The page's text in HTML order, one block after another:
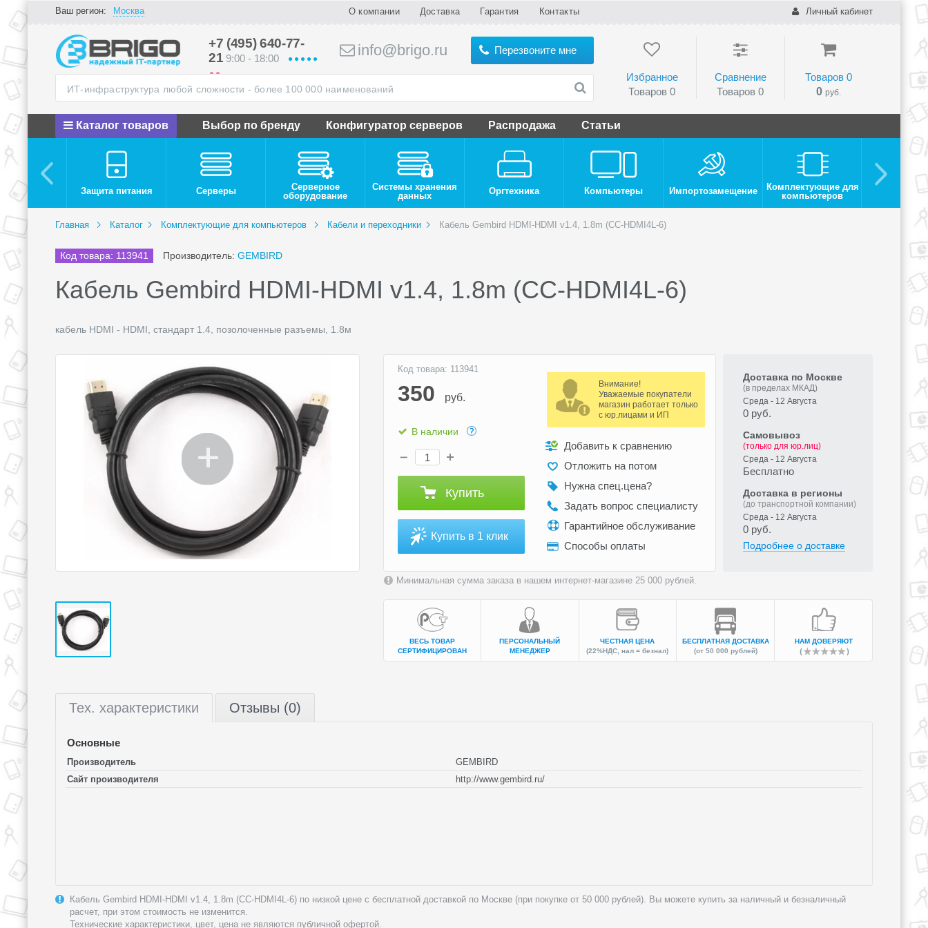
Ваш регион: Москва О компании Доставка Гарантия Контакты Личный кабинет
+7 (495) 640-77-
21 9:00 - 18:00 info@brigo.ru Перезвоните мне
Избранное
Товаров 0
Сравнение
Товаров 0
Товаров 0
0 руб.
Каталог товаров Выбор по бренду Конфигуратор серверов Распродажа Статьи
Защита питания Серверы
Серверное
оборудование
Системы хранения
данных
Оргтехника Компьютеры Импортозамещение
Комплектующие для
компьютеров
Главная Каталог Комплектующие для компьютеров Кабели и переходники Кабель Gembird HDMI-HDMI v1.4, 1.8m (CC-HDMI4L-6)
Код товара: 113941 Производитель: GEMBIRD
Кабель Gembird HDMI-HDMI v1.4, 1.8m (CC-HDMI4L-6)
кабель HDMI - HDMI, стандарт 1.4, позолоченные разъемы, 1.8м
Код товара: 113941
350 руб.
В наличии
Купить
Купить в 1 клик
Внимание!
Уважаемые покупатели
магазин работает только
с юр.лицами и ИП
Добавить к сравнению
Отложить на потом
Нужна спец.цена?
Задать вопрос специалисту
Гарантийное обслуживание
Способы оплаты
Доставка по Москве
(в пределах МКАД)
Среда - 12 Августа
0 руб.
Самовывоз
(только для юр.лиц)
Среда - 12 Августа
Бесплатно
Доставка в регионы
(до транспортной компании)
Среда - 12 Августа
0 руб.
Подробнее о доставке
Минимальная сумма заказа в нашем интернет-магазине 25 000 рублей.
ВЕСЬ ТОВАР
СЕРТИФИЦИРОВАН
ПЕРСОНАЛЬНЫЙ
МЕНЕДЖЕР
ЧЕСТНАЯ ЦЕНА
(22%НДС, нал = безнал)
БЕСПЛАТНАЯ ДОСТАВКА
(от 50 000 рублей)
НАМ ДОВЕРЯЮТ
Тех. характеристики Отзывы (0)
Основные
Производитель
GEMBIRD
Сайт производителя
http://www.gembird.ru/
Кабель Gembird HDMI-HDMI v1.4, 1.8m (CC-HDMI4L-6) по низкой цене с бесплатной доставкой по Москве (при покупке от 50 000 рублей). Вы можете купить за наличный и безналичный
расчет, при этом стоимость не изменится.
Технические характеристики, цвет, цена не являются публичной офертой.